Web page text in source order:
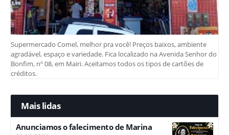
Supermercado Comel, melhor pra você! Preços baixos, ambiente
agradável, espaço e variedade. Fica localizado na Avenida Senhor do
Bonfim, nº 08, em Mairi. Aceitamos todos os tipos de cartões de
créditos.
Mais lidas
Anunciamos o falecimento de Marina